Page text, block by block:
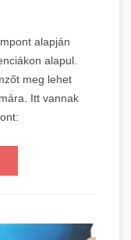
alapján
alapul.
meg lehet
Itt vannak